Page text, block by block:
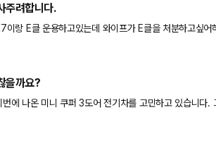
주려합니다.
이랑 E클 운용하고있는데 와이프가 E클을 처분하고싶
서 괜찮은차량 추천좀 부탁드립니다. 테슬라 Y로
을까요?
에 나온 미니 쿠퍼 3도어 전기차를 고민하고 있습니다.
에 나온건 주행가능 거리도 300km